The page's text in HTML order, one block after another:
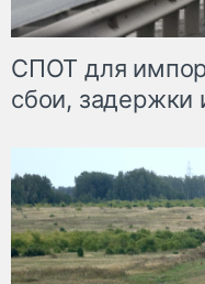
СПОТ для
сбои,